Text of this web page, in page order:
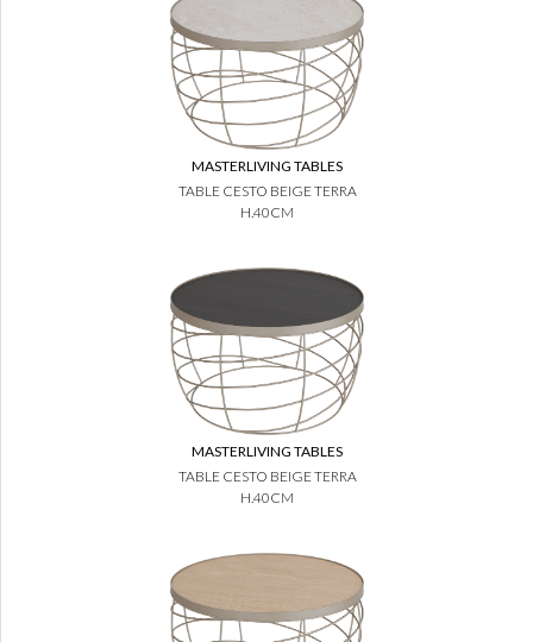
MASTERLIVING TABLES
TABLE CESTO BEIGE TERRA
H.40CM
MASTERLIVING TABLES
TABLE CESTO BEIGE TERRA
H.40CM